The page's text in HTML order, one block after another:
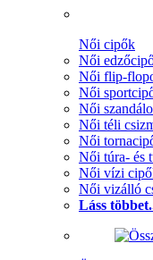
Női cipők
Női
Női flip-
Női
Női
Női téli
Női
Női túra- és
Női vízi
Női vizálló
Láss